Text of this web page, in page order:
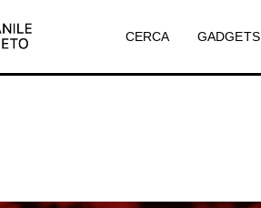
CERCA GADGETS